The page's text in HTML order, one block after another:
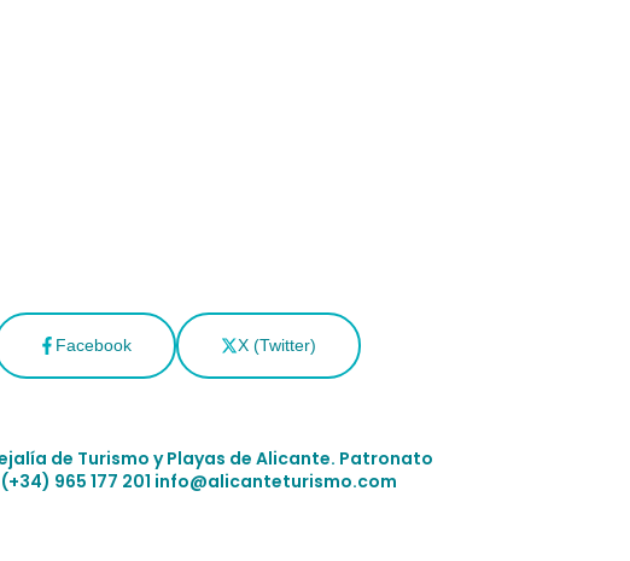
Facebook X (Twitter)
de Turismo y Playas de Alicante. Patronato
965 177 201 info@alicanteturismo.com